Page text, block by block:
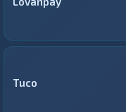
Tuco